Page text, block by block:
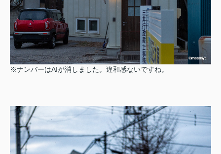
※ナンバーはAIが消しました。違和感ないですね。